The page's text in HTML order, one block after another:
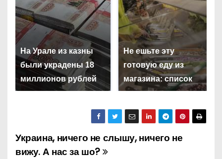
На Урале из казны
были украдены 18
миллионов рублей
Не ешьте эту
готовую еду из
магазина: список
Н
Украина, ничего не слышу, ничего не
вижу. А нас за шо?